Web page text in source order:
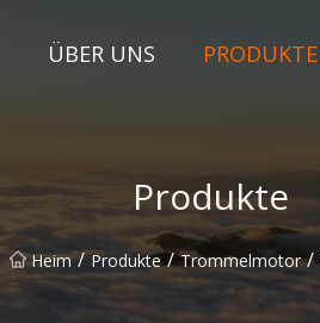
ÜBER UNS PRODUKTE
Produkte
Heim / Produkte / Trommelmotor /